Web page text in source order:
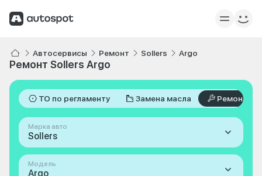
Автосервисы Ремонт Sollers Argo
Ремонт Sollers Argo
ТО по регламенту Замена масла Ремонт
Марка авто
Sollers
Модель
Argo